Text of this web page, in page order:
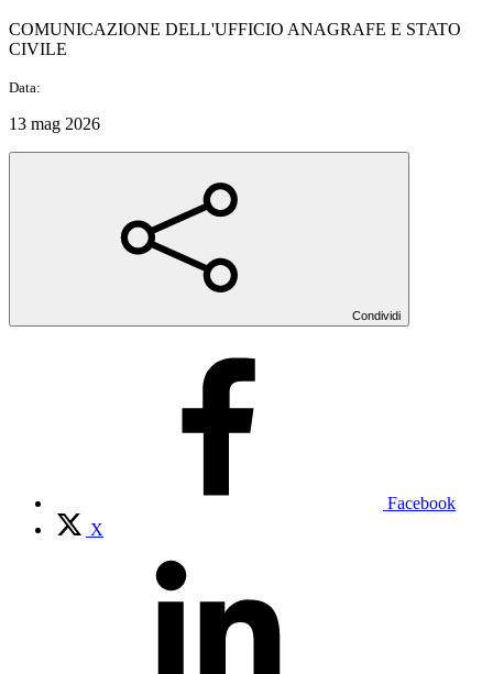
COMUNICAZIONE DELL'UFFICIO ANAGRAFE E STATO
CIVILE
Data:
13 mag 2026
Condividi
Facebook
X